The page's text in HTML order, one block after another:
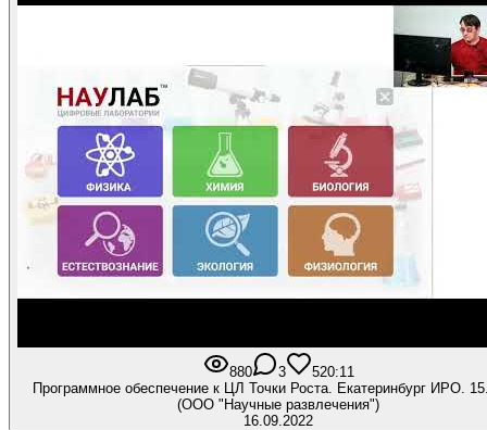
880 3 520:11
Программное обеспечение к ЦЛ Точки Роста. Екатеринбург ИРО.
(ООО "Научные развлечения")
16.09.2022